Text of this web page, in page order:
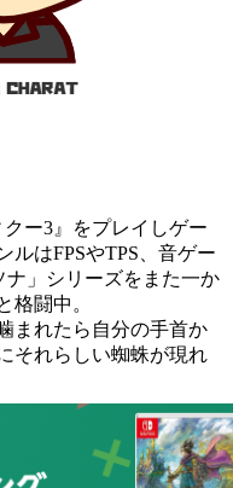
ー3』をプレイしゲー
ルはFPSやTPS、音ゲー
」シリーズをまた一か
格闘中。
まれたら自分の手首か
それらしい蜘蛛が現れ